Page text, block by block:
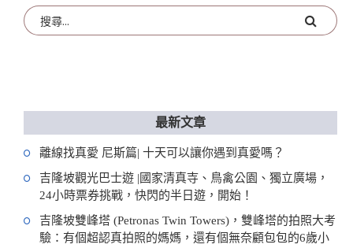
最新文章
離線找真愛 尼斯篇| 十天可以讓你遇到真愛嗎？
吉隆坡觀光巴士遊 |國家清真寺、鳥禽公園、獨立廣場，
24小時票券挑戰，快閃的半日遊，開始！
吉隆坡雙峰塔 (Petronas Twin Towers)，雙峰塔的拍照大考
驗：有個超認真拍照的媽媽，還有個無奈顧包包的6歲小